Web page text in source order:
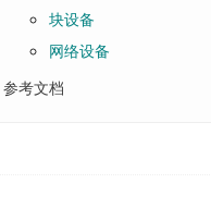
块设备
网络设备
参考文档